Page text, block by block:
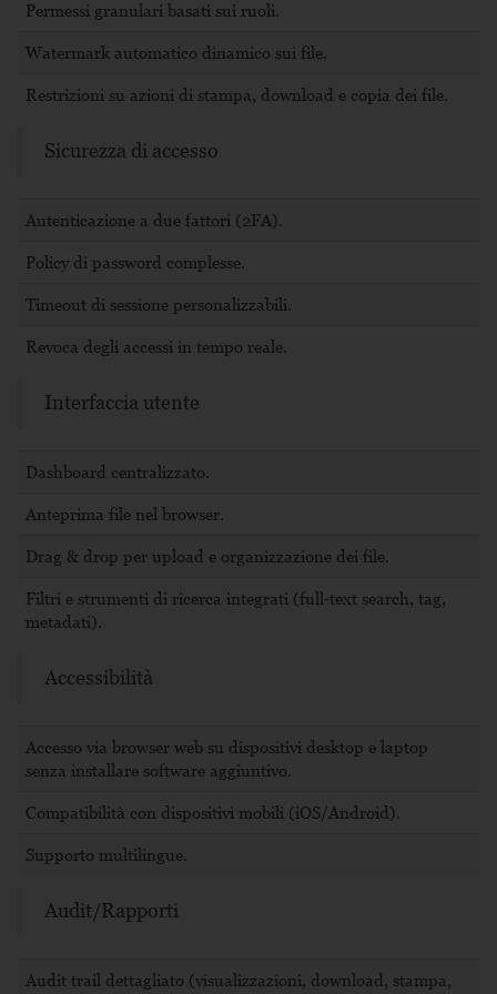
Permessi granulari basati sui ruoli.
Watermark automatico dinamico sui file.
Restrizioni su azioni di stampa, download e copia dei file.
Sicurezza di accesso
Autenticazione a due fattori (2FA).
Policy di password complesse.
Timeout di sessione personalizzabili.
Revoca degli accessi in tempo reale.
Interfaccia utente
Dashboard centralizzato.
Anteprima file nel browser.
Drag & drop per upload e organizzazione dei file.
Filtri e strumenti di ricerca integrati (full‑text search, tag,
metadati).
Accessibilità
Accesso via browser web su dispositivi desktop e laptop
senza installare software aggiuntivo.
Compatibilità con dispositivi mobili (iOS/Android).
Supporto multilingue.
Audit/Rapporti
Audit trail dettagliato (visualizzazioni, download, stampa,
Vedi profilo